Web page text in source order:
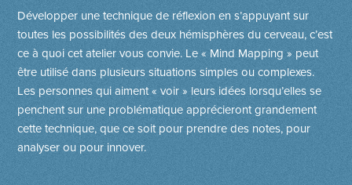
Développer une technique de réflexion en s’appuyant sur
toutes les possibilités des deux hémisphères du cerveau, c’est
ce à quoi cet atelier vous convie. Le « Mind Mapping » peut
être utilisé dans plusieurs situations simples ou complexes.
Les personnes qui aiment « voir » leurs idées lorsqu’elles se
penchent sur une problématique apprécieront grandement
cette technique, que ce soit pour prendre des notes, pour
analyser ou pour innover.